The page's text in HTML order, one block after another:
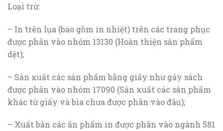
Loại trừ:
– In trên lụa (bao gồm in nhiệt) trên các trang phục
được phân vào nhóm 13130 (Hoàn thiện sản phẩm
dệt);
– Sản xuất các sản phẩm bằng giấy như gáy sách
được phân vào nhóm 17090 (Sản xuất các sản phẩm
khác từ giấy và bìa chưa được phân vào đâu);
– Xuất bản các ấn phẩm in được phân vào ngành 581